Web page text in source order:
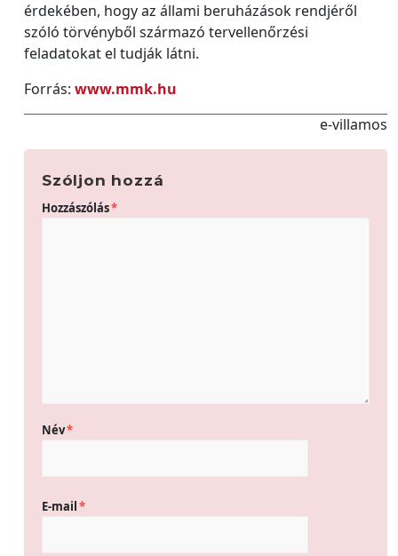
érdekében, hogy az állami beruházások rendjéről
szóló törvényből származó tervellenőrzési
feladatokat el tudják látni.
Forrás: www.mmk.hu
e-villamos
Szóljon hozzá
Hozzászólás*
Név*
E-mail*